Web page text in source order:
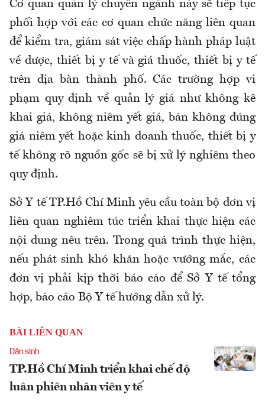
Cơ quan quản lý chuyên ngành này sẽ tiếp tục
phối hợp với các cơ quan chức năng liên quan
để kiểm tra, giám sát việc chấp hành pháp luật
về dược, thiết bị y tế và giá thuốc, thiết bị y tế
trên địa bàn thành phố. Các trường hợp vi
phạm quy định về quản lý giá như không kê
khai giá, không niêm yết giá, bán không đúng
giá niêm yết hoặc kinh doanh thuốc, thiết bị y
tế không rõ nguồn gốc sẽ bị xử lý nghiêm theo
quy định.
Sở Y tế TP.Hồ Chí Minh yêu cầu toàn bộ đơn vị
liên quan nghiêm túc triển khai thực hiện các
nội dung nêu trên. Trong quá trình thực hiện,
nếu phát sinh khó khăn hoặc vướng mắc, các
đơn vị phải kịp thời báo cáo để Sở Y tế tổng
hợp, báo cáo Bộ Y tế hướng dẫn xử lý.
BÀI LIÊN QUAN
Dân sinh
TP.Hồ Chí Minh triển khai chế độ
luân phiên nhân viên y tế